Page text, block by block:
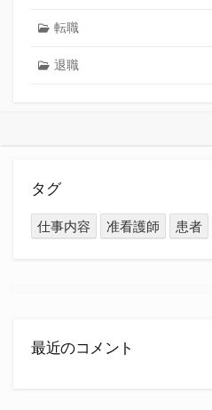
転職
退職
タグ
仕事内容 准看護師 患者
最近のコメント